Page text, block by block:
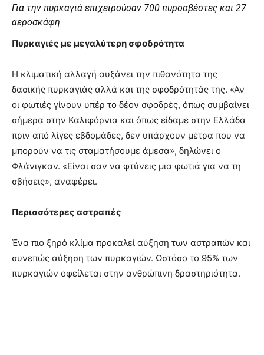
Για την πυρκαγιά επιχειρούσαν 700 πυροσβέστες και 27
αεροσκάφη.
Πυρκαγιές με μεγαλύτερη σφοδρότητα
Η κλιματική αλλαγή αυξάνει την πιθανότητα της
δασικής πυρκαγιάς αλλά και της σφοδρότητάς της. «Αν
οι φωτιές γίνουν υπέρ το δέον σφοδρές, όπως συμβαίνει
σήμερα στην Καλιφόρνια και όπως είδαμε στην Ελλάδα
πριν από λίγες εβδομάδες, δεν υπάρχουν μέτρα που να
μπορούν να τις σταματήσουμε άμεσα», δηλώνει ο
Φλάνιγκαν. «Είναι σαν να φτύνεις μια φωτιά για να τη
σβήσεις», αναφέρει.
Περισσότερες αστραπές
Ένα πιο ξηρό κλίμα προκαλεί αύξηση των αστραπών και
συνεπώς αύξηση των πυρκαγιών. Ωστόσο το 95% των
πυρκαγιών οφείλεται στην ανθρώπινη δραστηριότητα.